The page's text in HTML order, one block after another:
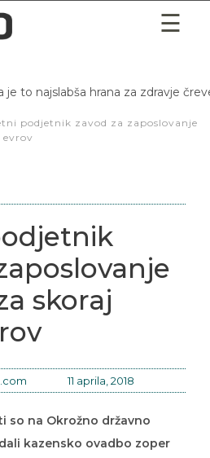
to najslabša hrana za zdravje
podjetnik zavod za zaposlovanje
skoraj
11 aprila, 2018
so na Okrožno državno
kazensko ovadbo zoper